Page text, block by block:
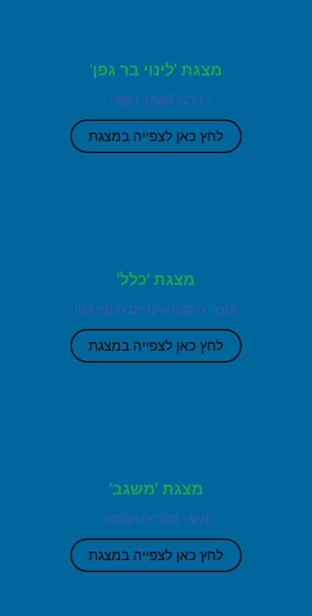
מצגת 'לינוי בר גפן'
ניהול משבר רפואי
לחץ כאן לצפייה במצגת
מצגת 'כלל'
מוצרי חיסכון עיקריים לכסף פנוי
לחץ כאן לצפייה במצגת
מצגת 'משגב'
מיפוי מקורות הכנסה
לחץ כאן לצפייה במצגת